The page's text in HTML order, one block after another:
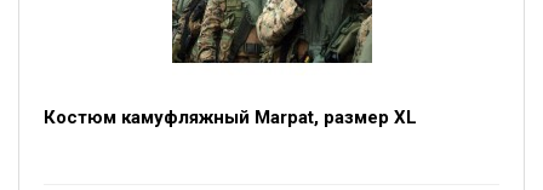
Костюм камуфляжный Marpat, размер XL